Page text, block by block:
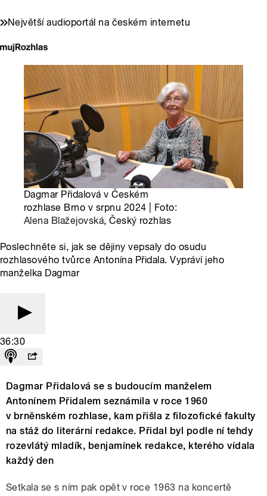
Největší audioportál na českém internetu
Dagmar Přidalová v Českém
rozhlase Brno v srpnu 2024 | Foto:
Alena Blažejovská, Český rozhlas
Poslechněte si, jak se dějiny vepsaly do osudu
rozhlasového tvůrce Antonína Přidala. Vypráví jeho
manželka Dagmar
36:30
Dagmar Přidalová se s budoucím manželem
Antonínem Přidalem seznámila v roce 1960
v brněnském rozhlase, kam přišla z filozofické fakulty
na stáž do literární redakce. Přidal byl podle ní tehdy
rozevlátý mladík, benjamínek redakce, kterého vídala
každý den
Setkala se s ním pak opět v roce 1963 na koncertě